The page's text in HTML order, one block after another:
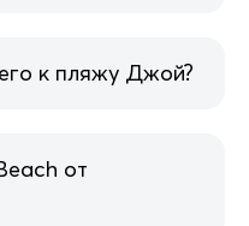
к пляжу Джой?
от